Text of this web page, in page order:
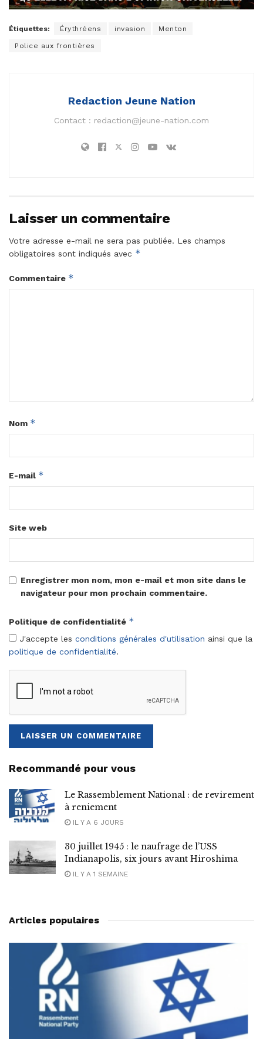
Étiquettes: Érythréens invasion Menton
Police aux frontières
Redaction Jeune Nation
Contact : redaction@jeune-nation.com
Laisser un commentaire
Votre adresse e-mail ne sera pas publiée. Les champs
obligatoires sont indiqués avec *
Commentaire *
Nom *
E-mail *
Site web
Enregistrer mon nom, mon e-mail et mon site dans le
navigateur pour mon prochain commentaire.
Politique de confidentialité *
J'accepte les conditions générales d'utilisation ainsi que la
politique de confidentialité.
Recommandé pour vous
Le Rassemblement National : de revirement
à reniement
IL Y A 6 JOURS
30 juillet 1945 : le naufrage de l’USS
Indianapolis, six jours avant Hiroshima
IL Y A 1 SEMAINE
Articles populaires